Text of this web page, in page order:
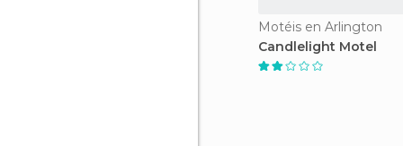
Motéis en Arlington
Candlelight Motel